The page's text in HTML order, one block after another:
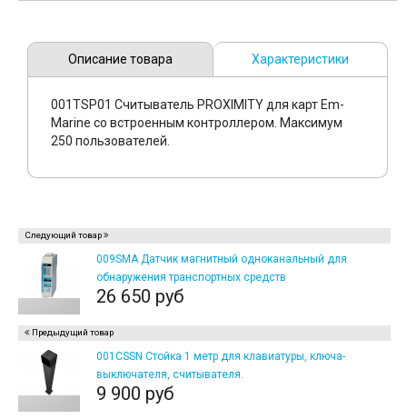
Описание товара Характеристики
001TSP01 Считыватель PROXIMITY для карт Em-
Marine со встроенным контроллером. Максимум
250 пользователей.
Следующий товар
009SMA Датчик магнитный одноканальный для
обнаружения транспортных средств
26 650 руб
Предыдущий товар
001CSSN Стойка 1 метр для клавиатуры, ключа-
выключателя, считывателя.
9 900 руб